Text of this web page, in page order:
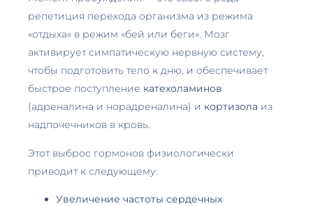
репетиция перехода организма из режима
«отдыха» в режим «бей или беги». Мозг
активирует симпатическую нервную систему,
чтобы подготовить тело к дню, и обеспечивает
быстрое поступление катехоламинов
(адреналина и норадреналина) и кортизола из
надпочечников в кровь.
Этот выброс гормонов физиологически
приводит к следующему:
Увеличение частоты сердечных